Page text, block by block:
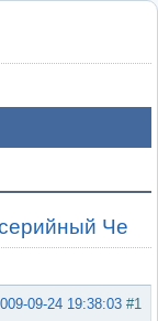
Че
#1
09-24 19:38:03